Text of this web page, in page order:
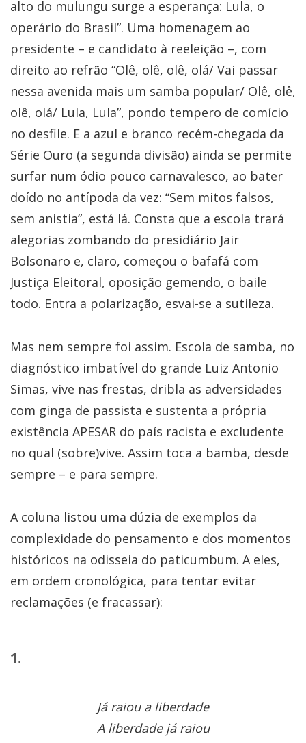
alto do mulungu surge a esperança: Lula, o
operário do Brasil”. Uma homenagem ao
presidente – e candidato à reeleição –, com
direito ao refrão “Olê, olê, olê, olá/ Vai passar
nessa avenida mais um samba popular/ Olê, olê,
olê, olá/ Lula, Lula”, pondo tempero de comício
no desfile. E a azul e branco recém-chegada da
Série Ouro (a segunda divisão) ainda se permite
surfar num ódio pouco carnavalesco, ao bater
doído no antípoda da vez: “Sem mitos falsos,
sem anistia”, está lá. Consta que a escola trará
alegorias zombando do presidiário Jair
Bolsonaro e, claro, começou o bafafá com
Justiça Eleitoral, oposição gemendo, o baile
todo. Entra a polarização, esvai-se a sutileza.
Mas nem sempre foi assim. Escola de samba, no
diagnóstico imbatível do grande Luiz Antonio
Simas, vive nas frestas, dribla as adversidades
com ginga de passista e sustenta a própria
existência APESAR do país racista e excludente
no qual (sobre)vive. Assim toca a bamba, desde
sempre – e para sempre.
A coluna listou uma dúzia de exemplos da
complexidade do pensamento e dos momentos
históricos na odisseia do paticumbum. A eles,
em ordem cronológica, para tentar evitar
reclamações (e fracassar):
1.
Já raiou a liberdade
A liberdade já raiou